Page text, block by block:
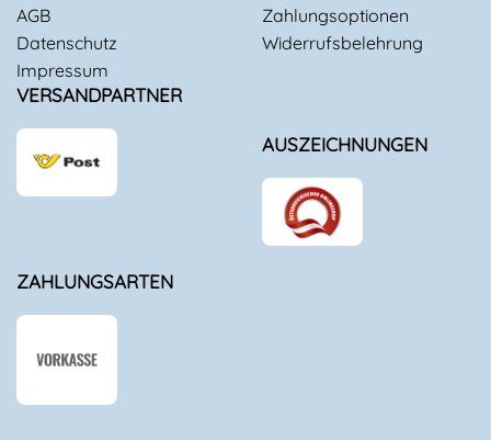
AGB
Datenschutz
Impressum
Zahlungsoptionen
Widerrufsbelehrung
VERSANDPARTNER
AUSZEICHNUNGEN
ZAHLUNGSARTEN